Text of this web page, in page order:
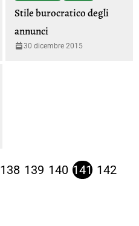
Stile burocratico degli
annunci
30 dicembre 2015
138 139 140 141 142